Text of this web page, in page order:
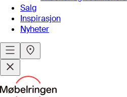
Salg
Inspirasjon
Nyheter